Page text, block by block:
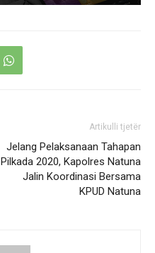
Artikulli tjetër
Jelang Pelaksanaan Tahapan
Pilkada 2020, Kapolres Natuna
Jalin Koordinasi Bersama
KPUD Natuna